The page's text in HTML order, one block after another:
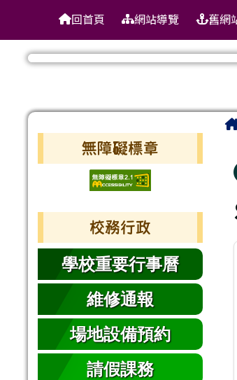
臺南市東區東光國
導覽列 回首頁 網站導覽 舊網
左邊區域內容
無障礙標章
校務行政
學校重要行事曆
維修通報
場地設備預約
請假課務
頁尾區域